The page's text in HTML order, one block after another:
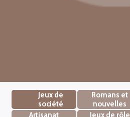
Jeux de
société
Romans et
nouvelles
Artisanat
Jeux de rôle